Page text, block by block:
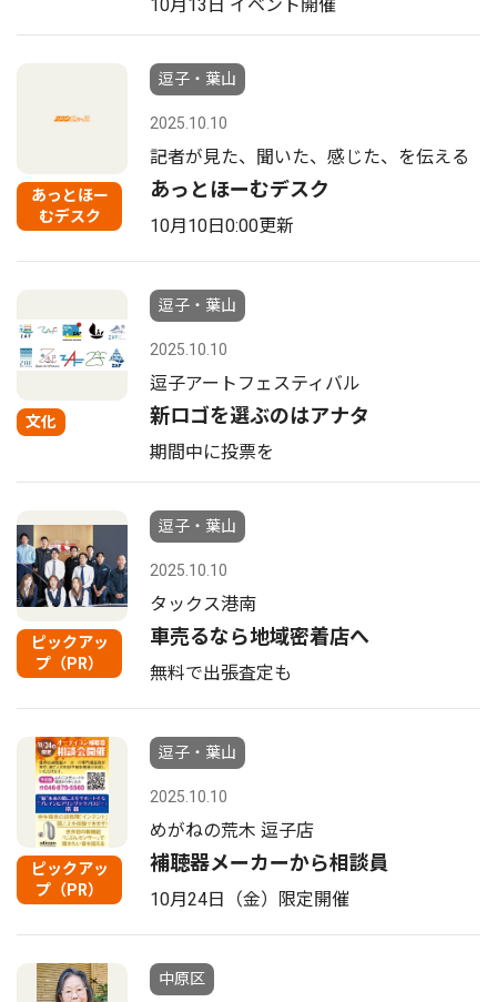
10月13日 イベント開催
あっとほー
むデスク
逗子・葉山
2025.10.10
記者が見た、聞いた、感じた、を伝える
あっとほーむデスク
10月10日0:00更新
文化
逗子・葉山
2025.10.10
逗子アートフェスティバル
新ロゴを選ぶのはアナタ
期間中に投票を
ピックアッ
プ（PR）
逗子・葉山
2025.10.10
タックス港南
車売るなら地域密着店へ
無料で出張査定も
ピックアッ
プ（PR）
逗子・葉山
2025.10.10
めがねの荒木 逗子店
補聴器メーカーから相談員
10月24日（金）限定開催
中原区